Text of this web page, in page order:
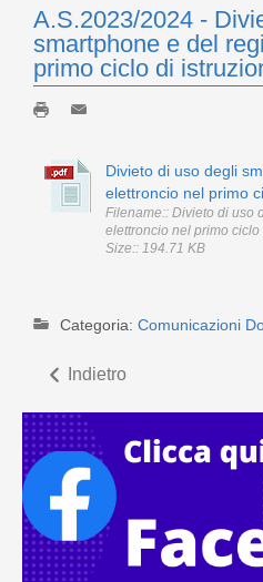
A.S.2023/2024 -
smartphone e del
primo ciclo di
Divieto di uso degli
elettroncio nel primo
Filename:: Divieto di uso
elettroncio nel primo
Size:: 194.71 KB
Categoria: Comunicazioni
Indietro